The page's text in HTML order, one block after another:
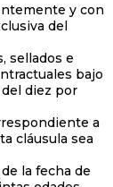
y con
del
sellados e
bajo
diez por
a
cláusula sea
la fecha de